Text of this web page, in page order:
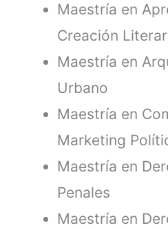
Maestría en
Creación
Maestría en
Urbano
Maestría en
Marketing
Maestría en
Penales
Maestría en